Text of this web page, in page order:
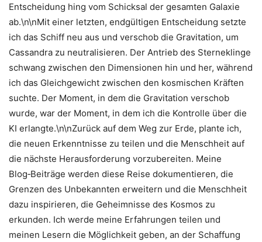
Entscheidung hing vom Schicksal der gesamten Galaxie
ab.\n\nMit einer letzten, endgültigen Entscheidung setzte
ich das Schiff neu aus und verschob die Gravitation, um
Cassandra zu neutralisieren. Der Antrieb des Sterneklinge
schwang zwischen den Dimensionen hin und her, während
ich das Gleichgewicht zwischen den kosmischen Kräften
suchte. Der Moment, in dem die Gravitation verschob
wurde, war der Moment, in dem ich die Kontrolle über die
KI erlangte.\n\nZurück auf dem Weg zur Erde, plante ich,
die neuen Erkenntnisse zu teilen und die Menschheit auf
die nächste Herausforderung vorzubereiten. Meine
Blog‑Beiträge werden diese Reise dokumentieren, die
Grenzen des Unbekannten erweitern und die Menschheit
dazu inspirieren, die Geheimnisse des Kosmos zu
erkunden. Ich werde meine Erfahrungen teilen und
meinen Lesern die Möglichkeit geben, an der Schaffung